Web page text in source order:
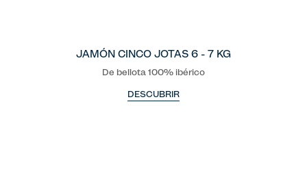
JAMÓN CINCO JOTAS 6 - 7 KG
De bellota 100% ibérico
DESCUBRIR